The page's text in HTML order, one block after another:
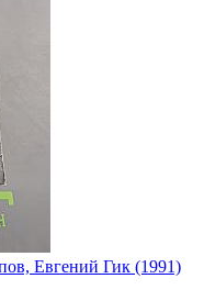
Евгений Гик (1991)